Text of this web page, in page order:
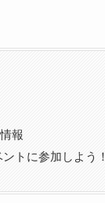
報
トに参加しよう！